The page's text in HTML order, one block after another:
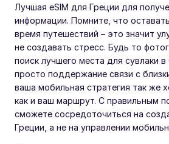
Лучшая eSIM для Греции для
информации. Помните, что
время путешествий – это значит
не создавать стресс. Будь то
поиск лучшего места для сувлаки в
просто поддержание связи с
ваша мобильная стратегия так же
как и ваш маршрут. С правильным
сможете сосредоточиться на
Греции, а не на управлении